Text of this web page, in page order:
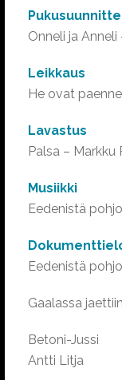
Onneli ja Anneli
Leikkaus
He ovat
Lavastus
Palsa – Markku
Musiikki
Eedenistä
Eedenistä
Gaalassa
Betoni-Jussi
Antti Litja